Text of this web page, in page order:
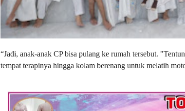
“Jadi, anak-anak CP bisa pulang ke rumah tersebut.
tempat terapinya hingga kolam berenang untuk melatih